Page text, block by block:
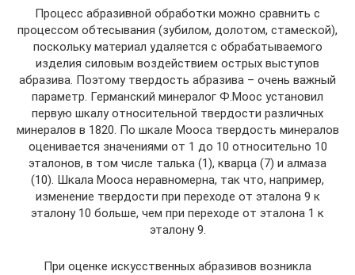
Процесс абразивной обработки можно сравнить с
процессом обтесывания (зубилом, долотом, стамеской),
поскольку материал удаляется с обрабатываемого
изделия силовым воздействием острых выступов
абразива. Поэтому твердость абразива – очень важный
параметр. Германский минералог Ф.Моос установил
первую шкалу относительной твердости различных
минералов в 1820. По шкале Мооса твердость минералов
оценивается значениями от 1 до 10 относительно 10
эталонов, в том числе талька (1), кварца (7) и алмаза
(10). Шкала Мооса неравномерна, так что, например,
изменение твердости при переходе от эталона 9 к
эталону 10 больше, чем при переходе от эталона 1 к
эталону 9.
При оценке искусственных абразивов возникла